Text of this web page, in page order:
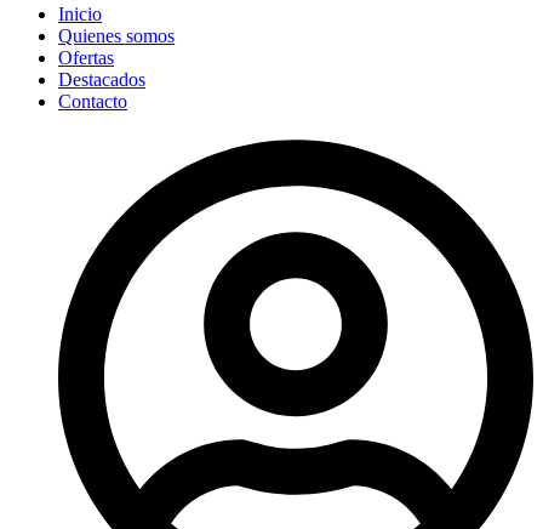
Inicio
Quienes somos
Ofertas
Destacados
Contacto